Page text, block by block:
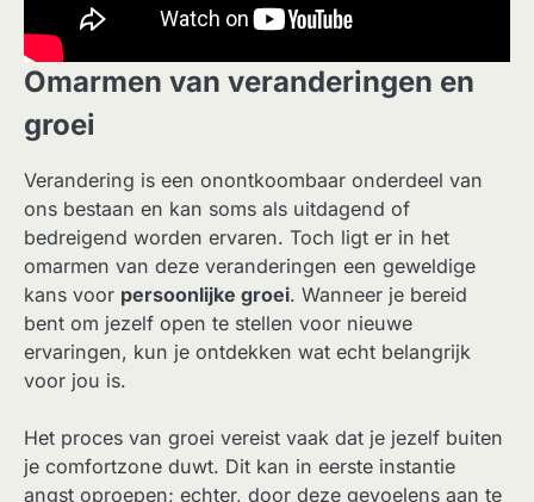
Omarmen van veranderingen en
groei
Verandering is een onontkoombaar onderdeel van
ons bestaan en kan soms als uitdagend of
bedreigend worden ervaren. Toch ligt er in het
omarmen van deze veranderingen een geweldige
kans voor persoonlijke groei. Wanneer je bereid
bent om jezelf open te stellen voor nieuwe
ervaringen, kun je ontdekken wat echt belangrijk
voor jou is.
Het proces van groei vereist vaak dat je jezelf buiten
je comfortzone duwt. Dit kan in eerste instantie
angst oproepen; echter, door deze gevoelens aan te